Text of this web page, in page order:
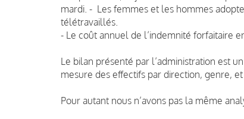
mardi. - Les femmes et les hommes
télétravaillés.
- Le coût annuel de l’indemnité forfaitaire
Le bilan présenté par l’administration est
mesure des effectifs par direction, genre,
Pour autant nous n’avons pas la même